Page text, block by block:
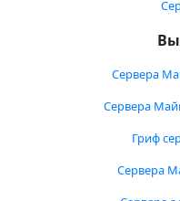
Сервера
Сервера
Гриф
Сервера